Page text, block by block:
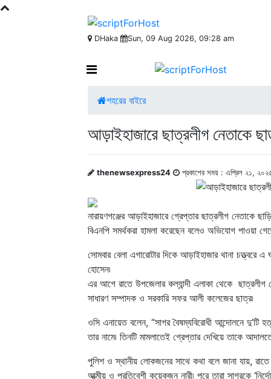
DHaka Sun, 09 Aug 2026, 09:28 am
শহরের বাইরে
আড়াইহাজারে ছাত্রলীগ নেতাকে
thenewsexpress24 প্রকাশের সময় : এপ্রিল ২১,
নারায়ণগঞ্জের আড়াইহাজারে গ্রেপ্তার ছাত্রলীগ নেতাকে
বিএনপি সমর্থকরা হামলা করেছেন বলেও অভিযোগ পাওয়া
সোমবার বেলা এগারোটার দিকে আড়াইহাজার থানা চত্ত্বরে
হোসেন৷
এর আগে রাতে উপজেলার কল্যান্দী এলাকা থেকে ছাত্রলীগ
সাধারণ সম্পাদক ও সরকারি সফর আলী কলেজের ছাত্র৷
ওসি এনায়েত বলেন, “সাগর বৈষম্যবিরোধী আন্দোলনে দু’টি
তার নামে৷ তিনটি মামলাতেই গ্রেপ্তার দেখিয়ে তাকে
পুলিশ ও স্থানীয় লোকজনের সাথে কথা বলে জানা যায়,
আত্মীয় ও প্রতিবেশী কয়েকজন নারী৷ পরে তারা সাগরকে